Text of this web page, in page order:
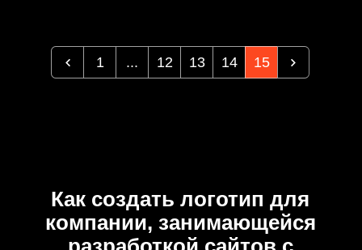
1 ... 12 13 14 15
Как создать логотип для
компании, занимающейся